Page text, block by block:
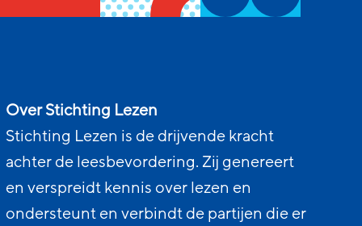
Over Stichting Lezen
Stichting Lezen is de drijvende kracht
achter de leesbevordering. Zij genereert
en verspreidt kennis over lezen en
ondersteunt en verbindt de partijen die er